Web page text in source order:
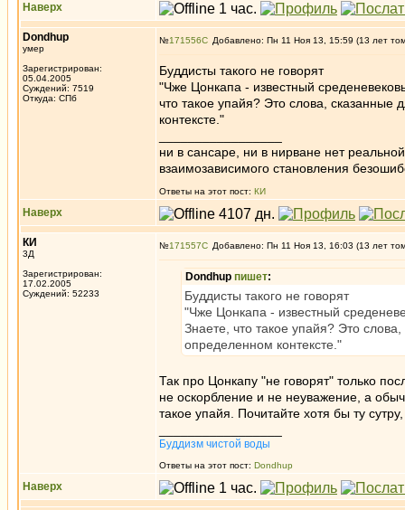
Наверх
Dondhup
умер
Зарегистрирован:
05.04.2005
Суждений: 7519
Откуда: СПб
№171556 Добавлено: Пн 11 Ноя 13, 15:59 (13 лет
Буддисты такого не говорят
"Чже Цонкапа - известный
что такое упайя? Это слова,
контексте."
ни в сансаре, ни в нирване нет
взаимозависимого становления
Ответы на этот пост: КИ
Наверх
КИ
3Д
Зарегистрирован:
17.02.2005
Суждений: 52233
№171557 Добавлено: Пн 11 Ноя 13, 16:03 (13 лет
Dondhup пишет:
Буддисты такого не говорят
"Чже Цонкапа - известный
Знаете, что такое упайя? Это
определенном контексте."
Так про Цонкапу "не говорят" только
не оскорбление и не неуважение, а
такое упайя. Почитайте хотя бы ту
Буддизм чистой воды
Ответы на этот пост: Dondhup
Наверх